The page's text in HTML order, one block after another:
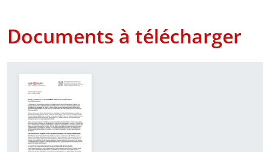
Documents à télécharger